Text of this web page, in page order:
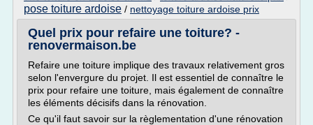
pose toiture ardoise / nettoyage toiture ardoise prix
Quel prix pour refaire une toiture? -
renovermaison.be
Refaire une toiture implique des travaux relativement gros
selon l'envergure du projet. Il est essentiel de connaître le
prix pour refaire une toiture, mais également de connaître
les éléments décisifs dans la rénovation.
Ce qu'il faut savoir sur la règlementation d'une rénovation